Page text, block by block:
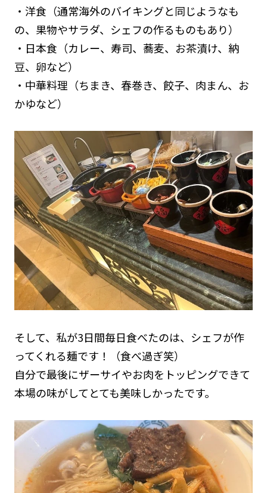
・洋食（通常海外のバイキングと同じようなも
の、果物やサラダ、シェフの作るものもあり）
・日本食（カレー、寿司、蕎麦、お茶漬け、納
豆、卵など）
・中華料理（ちまき、春巻き、餃子、肉まん、お
かゆなど）
そして、私が3日間毎日食べたのは、シェフが作
ってくれる麺です！（食べ過ぎ笑）
自分で最後にザーサイやお肉をトッピングできて
本場の味がしてとても美味しかったです。